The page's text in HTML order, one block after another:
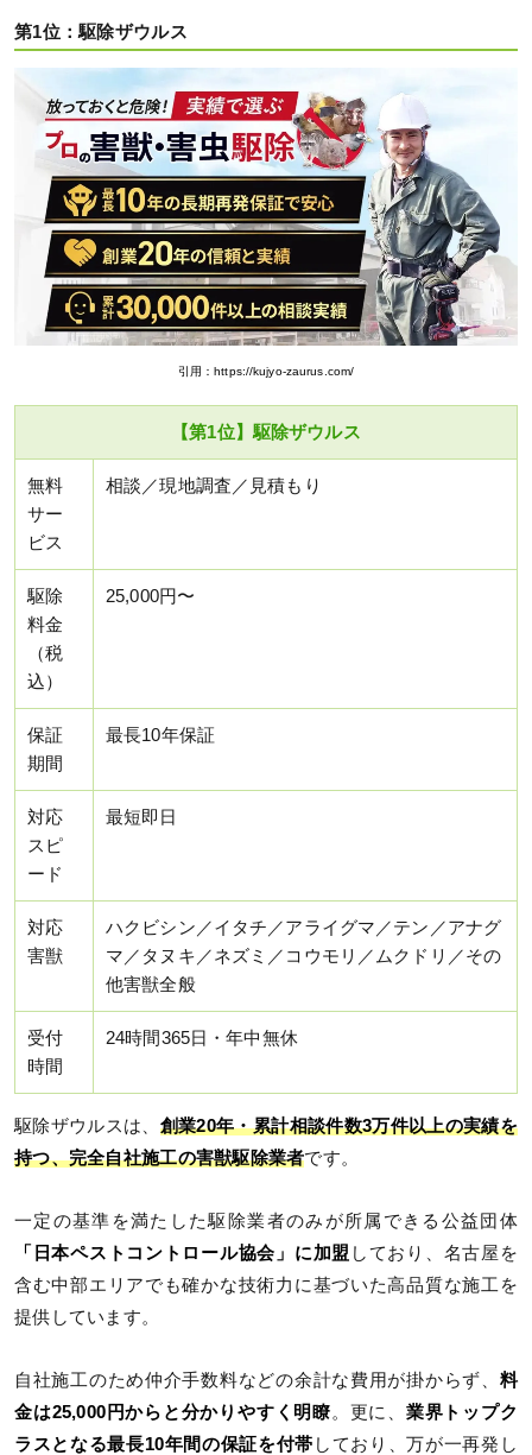
第1位：駆除ザウルス
引用：https://kujyo-zaurus.com/
【第1位】駆除ザウルス
無料
サー
ビス
相談／現地調査／見積もり
駆除
料金
（税
込）
25,000円〜
保証
期間
最長10年保証
対応
スピ
ード
最短即日
対応
害獣
ハクビシン／イタチ／アライグマ／テン／アナグ
マ／タヌキ／ネズミ／コウモリ／ムクドリ／その
他害獣全般
受付
時間
24時間365日・年中無休
駆除ザウルスは、 創業20年・累計相談件数3万件以上の実績を
持つ、完全自社施工の害獣駆除業者です。
一定の基準を満たした駆除業者のみが所属できる公益団体
「日本ペストコントロール協会」に加盟 しており、名古屋を
含む中部エリアでも確かな技術力に基づいた高品質な施工を
提供しています。
自社施工のため仲介手数料などの余計な費用が掛からず、 料
金は25,000円からと分かりやすく明瞭。更に、 業界トップク
ラスとなる最長10年間の保証を付帯 しており、万が一再発し